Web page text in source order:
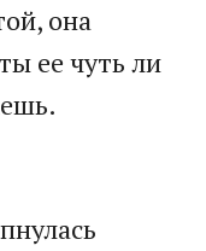
она
ее чуть ли